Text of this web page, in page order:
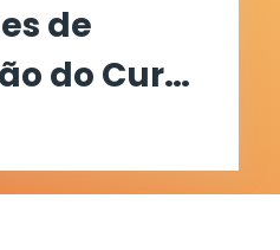
de
do Curso
e